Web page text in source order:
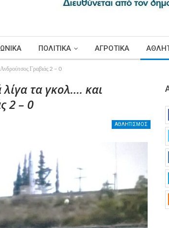
ΠΟΛΙΤΙΚΑ ΑΓΡΟΤΙΚΑ
Γραβιάς 2 – 0
τα γκολ…. και
2 – 0
ΑΘΛΗΤΙΣΜΟΣ